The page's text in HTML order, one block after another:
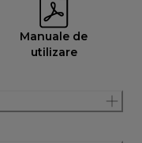
Manuale de
utilizare